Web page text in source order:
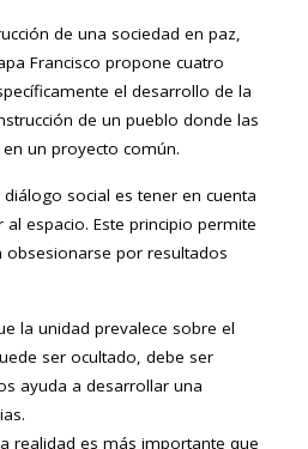
de una sociedad en paz,
Francisco propone cuatro
el desarrollo de la
de un pueblo donde las
un proyecto común.
social es tener en cuenta
espacio. Este principio permite
por resultados
la unidad prevalece sobre el
ser ocultado, debe ser
ayuda a desarrollar una
realidad es más importante que